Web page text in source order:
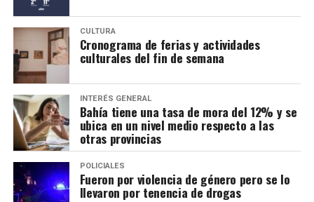
CULTURA
Cronograma de ferias y actividades
culturales del fin de semana
INTERÉS GENERAL
Bahía tiene una tasa de mora del 12% y se
ubica en un nivel medio respecto a las
otras provincias
POLICIALES
Fueron por violencia de género pero se lo
llevaron por tenencia de drogas